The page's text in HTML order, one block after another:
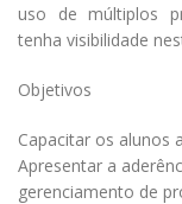
uso de múltiplos
tenha visibilidade
Objetivos
Capacitar os alunos
Apresentar a
gerenciamento de